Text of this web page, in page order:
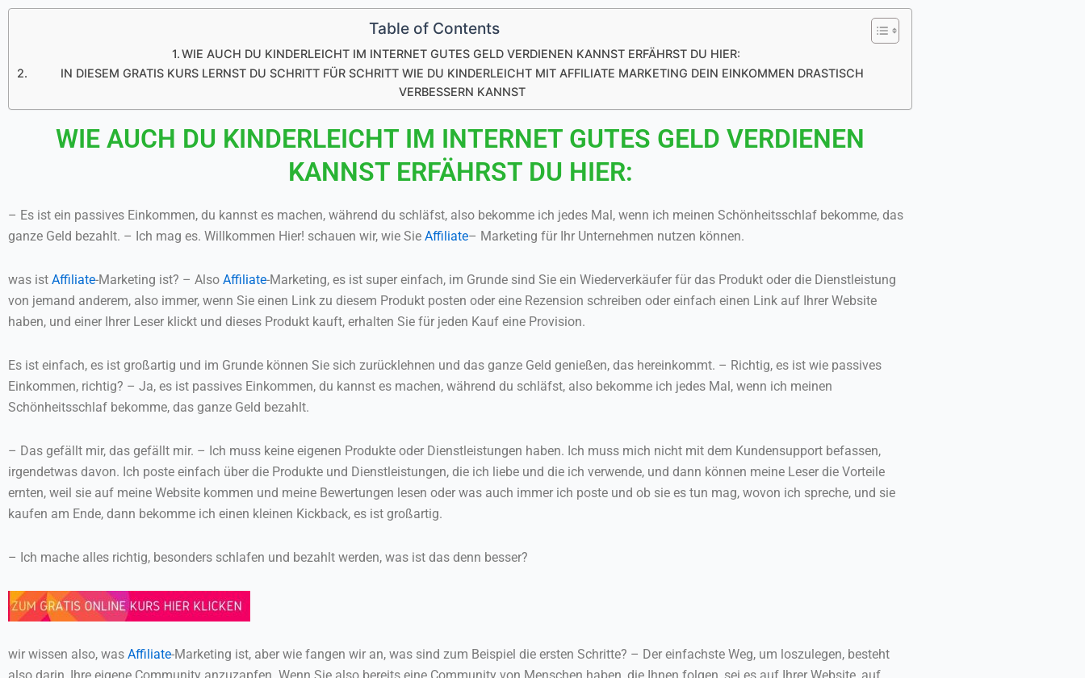
Table of Contents
WIE AUCH DU KINDERLEICHT IM INTERNET GUTES GELD VERDIENEN KANNST ERFÄHRST DU HIER:
IN DIESEM GRATIS KURS LERNST DU SCHRITT FÜR SCHRITT WIE DU KINDERLEICHT MIT AFFILIATE MARKETING DEIN EINKOMMEN DRASTISCH
VERBESSERN KANNST
WIE AUCH DU KINDERLEICHT IM INTERNET GUTES GELD VERDIENEN
KANNST ERFÄHRST DU HIER:
– Es ist ein passives Einkommen, du kannst es machen, während du schläfst, also bekomme ich jedes Mal, wenn ich meinen Schönheitsschlaf bekomme, das
ganze Geld bezahlt. – Ich mag es. Willkommen Hier! schauen wir, wie Sie Affiliate– Marketing für Ihr Unternehmen nutzen können.
was ist Affiliate-Marketing ist? – Also Affiliate-Marketing, es ist super einfach, im Grunde sind Sie ein Wiederverkäufer für das Produkt oder die Dienstleistung
von jemand anderem, also immer, wenn Sie einen Link zu diesem Produkt posten oder eine Rezension schreiben oder einfach einen Link auf Ihrer Website
haben, und einer Ihrer Leser klickt und dieses Produkt kauft, erhalten Sie für jeden Kauf eine Provision.
Es ist einfach, es ist großartig und im Grunde können Sie sich zurücklehnen und das ganze Geld genießen, das hereinkommt. – Richtig, es ist wie passives
Einkommen, richtig? – Ja, es ist passives Einkommen, du kannst es machen, während du schläfst, also bekomme ich jedes Mal, wenn ich meinen
Schönheitsschlaf bekomme, das ganze Geld bezahlt.
– Das gefällt mir, das gefällt mir. – Ich muss keine eigenen Produkte oder Dienstleistungen haben. Ich muss mich nicht mit dem Kundensupport befassen,
irgendetwas davon. Ich poste einfach über die Produkte und Dienstleistungen, die ich liebe und die ich verwende, und dann können meine Leser die Vorteile
ernten, weil sie auf meine Website kommen und meine Bewertungen lesen oder was auch immer ich poste und ob sie es tun mag, wovon ich spreche, und sie
kaufen am Ende, dann bekomme ich einen kleinen Kickback, es ist großartig.
– Ich mache alles richtig, besonders schlafen und bezahlt werden, was ist das denn besser?
wir wissen also, was Affiliate-Marketing ist, aber wie fangen wir an, was sind zum Beispiel die ersten Schritte? – Der einfachste Weg, um loszulegen, besteht